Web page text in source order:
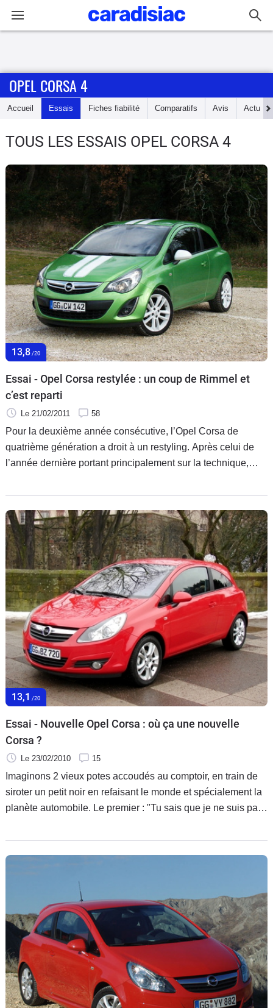
Accueil
Essais
Guide
d'achat
Electriques
Utilitaires
Flottes
Auto
Services
Forum
Moto
Marques
OPEL CORSA 4
Accueil Essais Fiches fiabilité Comparatifs Avis Actu
TOUS LES ESSAIS OPEL CORSA 4
13,8 /20
Essai - Opel Corsa restylée : un coup de Rimmel et
c’est reparti
Le 21/02/2011 58
Pour la deuxième année consécutive, l’Opel Corsa de
quatrième génération a droit à un restyling. Après celui de
l’année dernière portant principalement sur la technique,
13,1 /20
Essai - Nouvelle Opel Corsa : où ça une nouvelle
Corsa ?
Le 23/02/2010 15
Imaginons 2 vieux potes accoudés au comptoir, en train de
siroter un petit noir en refaisant le monde et spécialement la
planète automobile. Le premier : "Tu sais que je ne suis pas
puisque t'en parles, moi je viens de m'offrir la nouvelle !". Le
premier : "Arrête, tu déconnes… Tu vas en avoir une plus
regarde !". Le premier : "Oh oh ! Tu me fais marcher, c'est
l'ancienne… T'es pas drôle !" L'autre : "Ben non je te jure
c'est la nouvelle…" (Silence…)